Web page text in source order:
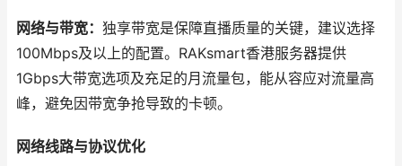
网络与带宽： 独享带宽是保障直播质量的关键，建议选择
100Mbps及以上的配置。RAKsmart香港服务器提供
1Gbps大带宽选项及充足的月流量包，能从容应对流量高
峰，避免因带宽争抢导致的卡顿。
网络线路与协议优化